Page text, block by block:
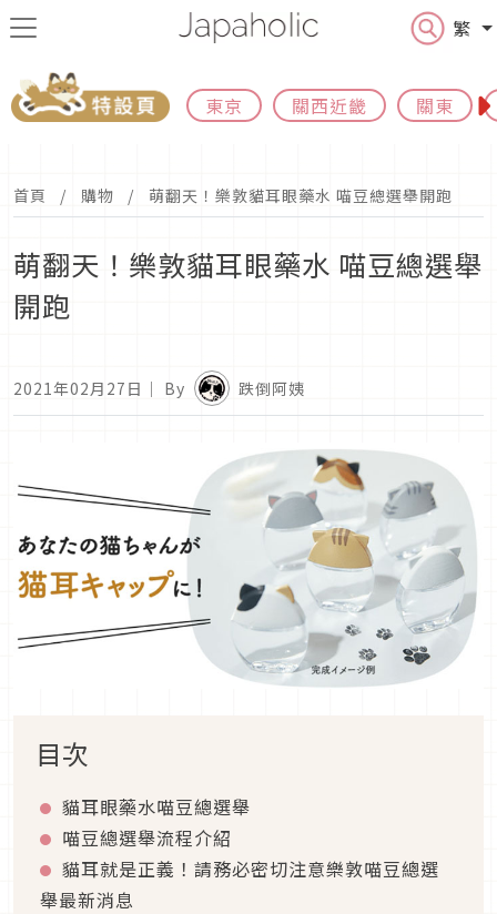
繁
東京 關西近畿 關東
首頁 購物 萌翻天！樂敦貓耳眼藥水 喵豆總選舉開跑
萌翻天！樂敦貓耳眼藥水 喵豆總選舉
開跑
2021年02月27日 ｜ By 跌倒阿姨
目次
貓耳眼藥水喵豆總選舉
喵豆總選舉流程介紹
貓耳就是正義！請務必密切注意樂敦喵豆總選
舉最新消息